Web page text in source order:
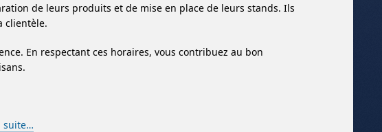
de leurs produits et de mise en place de leurs stands. Ils
clientèle.
En respectant ces horaires, vous contribuez au bon
suite…